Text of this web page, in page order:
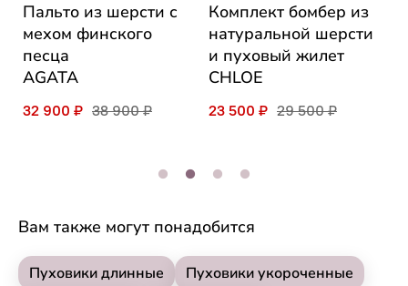
Пальто из шерсти с
мехом финского
песца
AGATA
32 900 ₽ 38 900 ₽
Комплект бомбер из
натуральной шерсти
и пуховый жилет
CHLOE
23 500 ₽ 29 500 ₽
Вам также могут понадобится
Пуховики длинные
Пуховики укороченные